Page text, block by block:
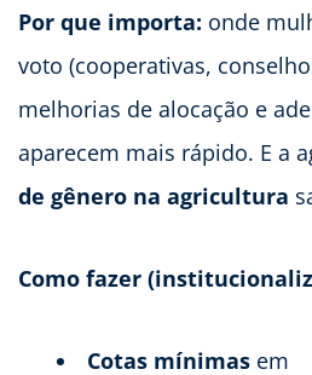
Por que importa: onde
voto (cooperativas,
melhorias de alocação e
aparecem mais rápido. E a
de gênero na agricultura
Como fazer
Cotas mínimas em